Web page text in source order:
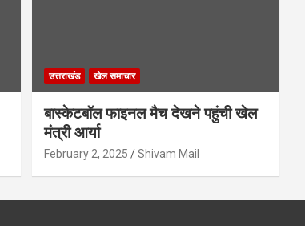
उत्तराखंड खेल समाचार
बास्केटबॉल फाइनल मैच देखने पहुंची खेल
मंत्री आर्या
February 2, 2025 Shivam Mail